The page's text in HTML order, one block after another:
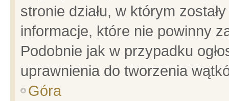
stronie działu, w którym
informacje, które nie powinny
Podobnie jak w przypadku
uprawnienia do tworzenia
Góra